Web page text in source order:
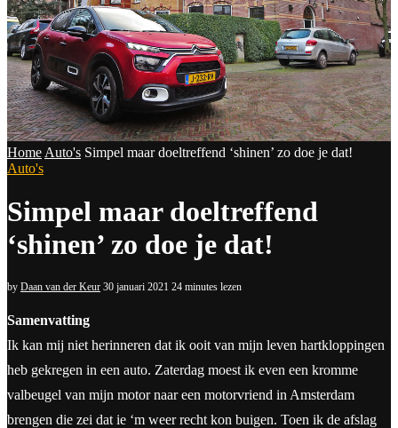
Home Auto's Simpel maar doeltreffend ‘shinen’ zo doe je dat!
Auto's
Simpel maar doeltreffend
‘shinen’ zo doe je dat!
by Daan van der Keur 30 januari 2021 24 minutes lezen
Samenvatting
Ik kan mij niet herinneren dat ik ooit van mijn leven hartkloppingen
heb gekregen in een auto. Zaterdag moest ik even een kromme
valbeugel van mijn motor naar een motorvriend in Amsterdam
brengen die zei dat ie ‘m weer recht kon buigen. Toen ik de afslag